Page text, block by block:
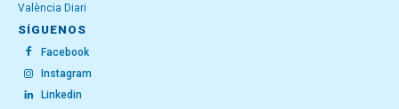
València Diari
SÍGUENOS
Facebook
Instagram
Linkedin